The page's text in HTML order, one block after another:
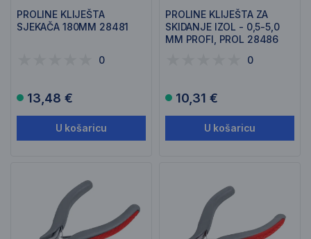
PROLINE KLIJEŠTA
SJEKAČA 180MM 28481
0
13,48 €
U košaricu
PROLINE KLIJEŠTA ZA
SKIDANJE IZOL - 0,5-5,0
MM PROFI, PROL 28486
0
10,31 €
U košaricu